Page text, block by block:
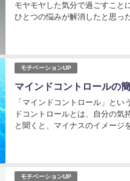
モヤモヤした気分で過ごすこと
ひとつの悩みが解消したと思っ
モチベーションUP
マインドコントロールの
「マインドコントロール」と
ドコントロールとは、自分の気
と聞くと、マイナスのイメージ
モチベーションUP